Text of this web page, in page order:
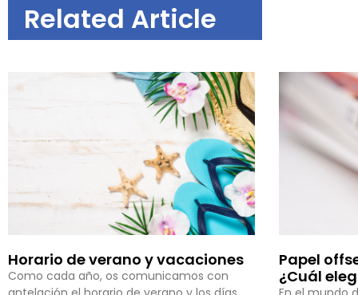
Related Article
Horario de verano y vacaciones
Como cada año, os comunicamos con
Papel
¿Cuál